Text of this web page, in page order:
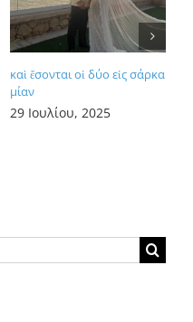
καὶ ἔσονται οἱ δύο εἰς σάρκα
μίαν
29 Ιουλίου, 2025